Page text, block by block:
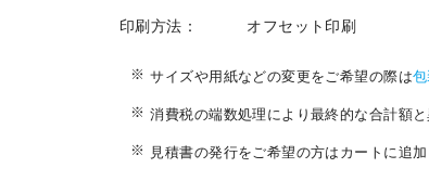
印刷方法： オフセット印刷
サイズや用紙などの変更をご希望の際は
消費税の端数処理により最終的な合計額と
見積書の発行をご希望の方はカートに追